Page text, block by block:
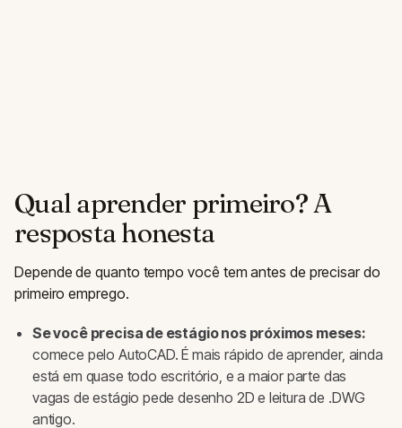
Qual aprender primeiro? A
resposta honesta
Depende de quanto tempo você tem antes de precisar do
primeiro emprego.
Se você precisa de estágio nos próximos meses:
comece pelo AutoCAD. É mais rápido de aprender, ainda
está em quase todo escritório, e a maior parte das
vagas de estágio pede desenho 2D e leitura de .DWG
antigo.